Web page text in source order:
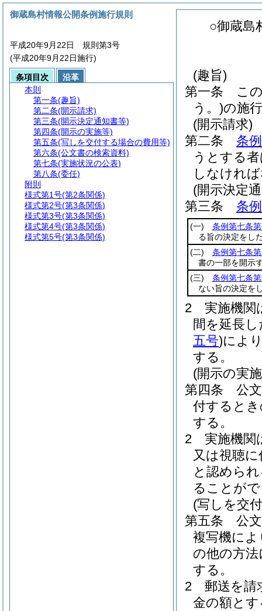
○御蔵島
(趣旨)
第一条
こ
う。)の施
(開示請求)
第二条
条
うとする
しなけれ
(開示決定
第三条
条
(一)
条例第七条
る旨の決定をし
(二)
条例第七条
書の一部を開示
(三)
条例第七条
ない旨の決定を
2
実施機関
間を延長
五号)によ
する。
(開示の実
第四条
公
付すると
する。
2
実施機関
又は視聴
と認めら
ることが
(写しを交
第五条
公
複写機に
の他の方
する。
2
郵送を請
金の額とす
御蔵島村情報公開条例施行規則
平成20年9月22日 規則第3号
(平成20年9月22日施行)
条項目次
沿革
本則
第一条(趣旨)
第二条(開示請求)
第三条(開示決定通知書等)
第四条(開示の実施等)
第五条(写しを交付する場合の費用等)
第六条(公文書の検索資料)
第七条(実施状況の公表)
第八条(委任)
附則
様式第1号(第2条関係)
様式第2号(第3条関係)
様式第3号(第3条関係)
様式第4号(第3条関係)
様式第5号(第3条関係)